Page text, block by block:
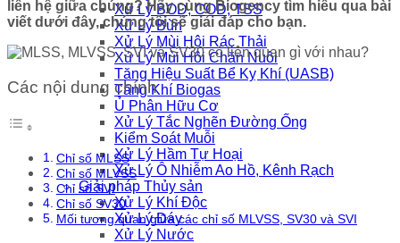
Xử Lý BOD, COD, TSS
Xử Lý Bùn
Xử Lý Mùi Hôi Rác Thải
Xử Lý Mùi Hôi Chăn Nuôi
Tăng Hiệu Suất Bể Kỵ Khí (UASB)
Tăng Khí Biogas
Ủ Phân Hữu Cơ
Xử Lý Tắc Nghẽn Đường Ống
Kiểm Soát Muỗi
Xử Lý Hầm Tự Hoại
Xử Lý Ô Nhiễm Ao Hồ, Kênh Rạch
Giải pháp Thủy sản
Xử Lý Khí Độc
Xử Lý Đáy
Xử Lý Nước
liên hệ giữa chúng? Hãy cùng Biogency tìm hiểu qua bài
viết dưới đây, chúng tôi sẽ giải đáp cho bạn.
Các nội dung chính
Chỉ số MLSS
Chỉ số MLVSS
Chỉ số SVI
Chỉ số SV30
Mối tương quan giữa các chỉ số MLVSS, SV30 và SVI